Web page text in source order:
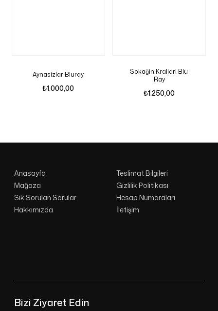
Aynasizlar Bluray
₺1.000,00
Sokağin Krallari Blu
Ray
₺1.250,00
Bizi Ziyaret Edin
Anasayfa
Mağaza
Sık Sorulan Sorular
Hakkımızda
Teslimat Bilgileri
Gizlilik Politikası
Hesap Numaraları
İletişim